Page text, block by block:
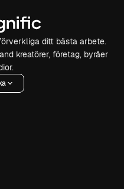
ditt bästa arbete.
kreatörer, företag, byråer